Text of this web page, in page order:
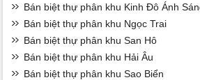
Bán biệt thự phân khu Kinh Đô Ánh
Bán biệt thự phân khu Ngọc Trai
Bán biệt thự phân khu San Hô
Bán biệt thự phân khu Hải Âu
Bán biệt thự phân khu Sao Biển